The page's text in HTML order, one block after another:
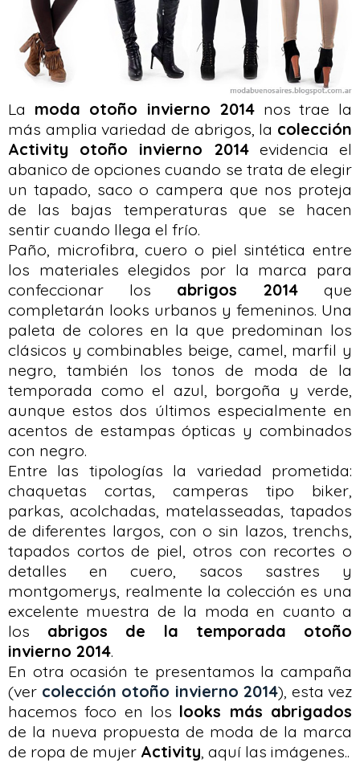
La moda otoño invierno 2014nos trae la
más amplia variedad de abrigos, la colección
Activity otoño invierno 2014evidencia el
abanico de opciones cuando se trata de elegir
un tapado, saco o campera que nos proteja
de las bajas temperaturas que se hacen
sentir cuando llega el frío.
Paño, microfibra, cuero o piel sintética entre
los materiales elegidos por la marca para
confeccionar los abrigos 2014 que
completarán looks urbanos y femeninos. Una
paleta de colores en la que predominan los
clásicos y combinables beige, camel, marfil y
negro, también los tonos de moda de la
temporada como el azul, borgoña y verde,
aunque estos dos últimos especialmente en
acentos de estampas ópticas y combinados
con negro.
Entre las tipologías la variedad prometida:
chaquetas cortas, camperas tipo biker,
parkas, acolchadas, matelasseadas, tapados
de diferentes largos, con o sin lazos, trenchs,
tapados cortos de piel, otros con recortes o
detalles en cuero, sacos sastres y
montgomerys, realmente la colección es una
excelente muestra de la moda en cuanto a
los abrigos de la temporada otoño
invierno 2014.
En otra ocasión te presentamos la campaña
(ver colección otoño invierno 2014), esta vez
hacemos foco en los looks más abrigados
de la nueva propuesta de moda de la marca
de ropa de mujer Activity, aquí las imágenes..